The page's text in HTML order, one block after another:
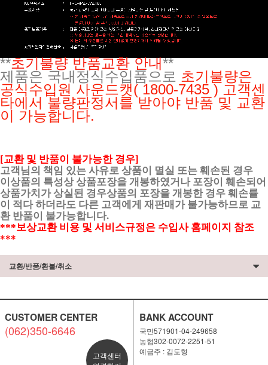
**초기불량 반품교환 안내**
제품은 국내정식수입품으로 초기불량은
공식수입원사운드캣( 1800-7435 ) 고객센
타에서 불량판정서를 받아야 반품 및 교환
이 가능합니다.
[교환 및 반품이 불가능한 경우]
고객님의 책임 있는 사유로 상품이 멸실 또는 훼손된 경우
이상품의 특성상 상품포장을 개봉하였거나 포장이 훼손되어
상품가치가 상실된 경우상품의 포장을 개봉한 경우 훼손률
이 적다 하더라도 다른 고객에게 재판매가 불가능하므로 교
환 반품이 불가능합니다.
***보상교환 비용 및 서비스규정은 수입사 홈페이지 참조
***
교환/반품/환불/취소
CUSTOMER CENTER
(062)350-6646
고객센터
BANK ACCOUNT
국민571901-04-249658
농협302-0072-2251-51
예금주 : 김도형